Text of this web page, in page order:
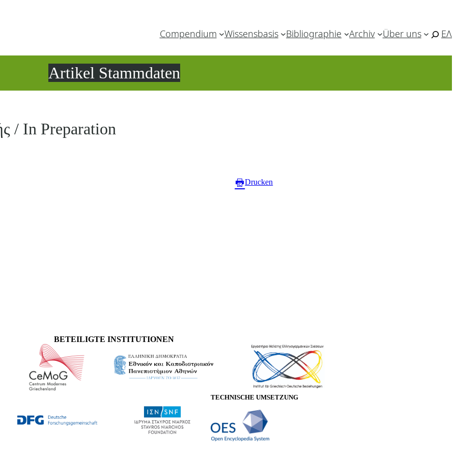
Compendium Wissensbasis Bibliographie Archiv Über uns ΕΛ
Artikel Stammdaten
/ In Preparation
Drucken
BETEILIGTE INSTITUTIONEN
TECHNISCHE UMSETZUNG